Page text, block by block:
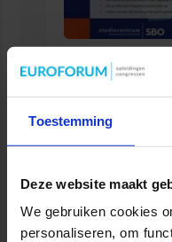
Toestemming
Deze website maakt
We gebruiken cookies
personaliseren, om
Opleiding Sociale